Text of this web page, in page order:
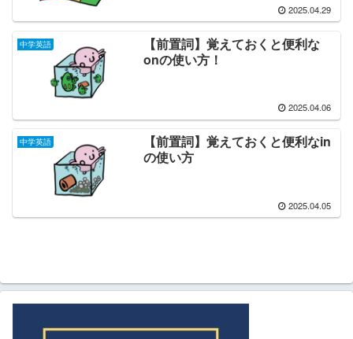
2025.04.29
中学英語
【前置詞】覚えておくと便利な
onの使い方！
2025.04.06
中学英語
【前置詞】覚えておくと便利なin
の使い方
2025.04.05